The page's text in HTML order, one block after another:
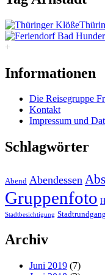
+
Informationen
Die Reisegruppe
Kontakt
Impressum und
Schlagwörter
Abend Abendessen
Gruppenfoto
Stadtbesichtigung Stadtrundgang
Archiv
Juni 2019 (7)